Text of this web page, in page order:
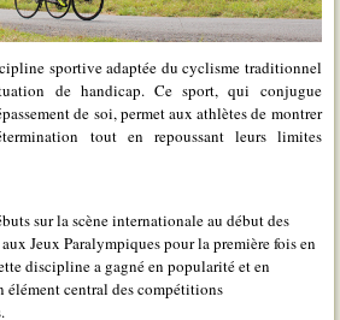
sportive adaptée du cyclisme traditionnel
de handicap. Ce sport, qui conjugue
de soi, permet aux athlètes de montrer
tout en repoussant leurs limites
sur la scène internationale au début des
Jeux Paralympiques pour la première fois en
discipline a gagné en popularité et en
élément central des compétitions